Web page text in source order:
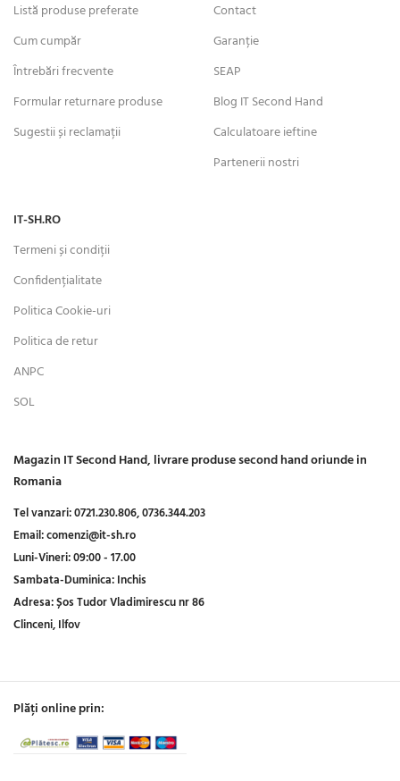
Listă produse preferate
Cum cumpăr
Întrebări frecvente
Formular returnare produse
Sugestii și reclamații
Contact
Garanție
SEAP
Blog IT Second Hand
Calculatoare ieftine
Partenerii nostri
IT-SH.RO
Termeni și condiții
Confidențialitate
Politica Cookie-uri
Politica de retur
ANPC
SOL
Magazin IT Second Hand, livrare produse second hand oriunde in
Romania
Tel vanzari:0721.230.806,0736.344.203
Email:comenzi@it-sh.ro
Luni-Vineri:09:00 - 17.00
Sambata-Duminica:Inchis
Adresa:Șos Tudor Vladimirescu nr 86
Clinceni, Ilfov
Plăți online prin: